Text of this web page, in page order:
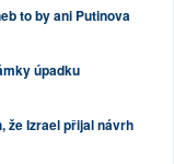
to by ani Putinova
úpadku
že Izrael přijal návrh